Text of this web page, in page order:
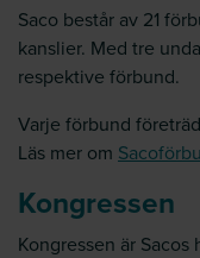
Saco består av 21
kanslier. Med tre
respektive förbund.
Varje förbund
Läs mer om
Kongressen
Kongressen är